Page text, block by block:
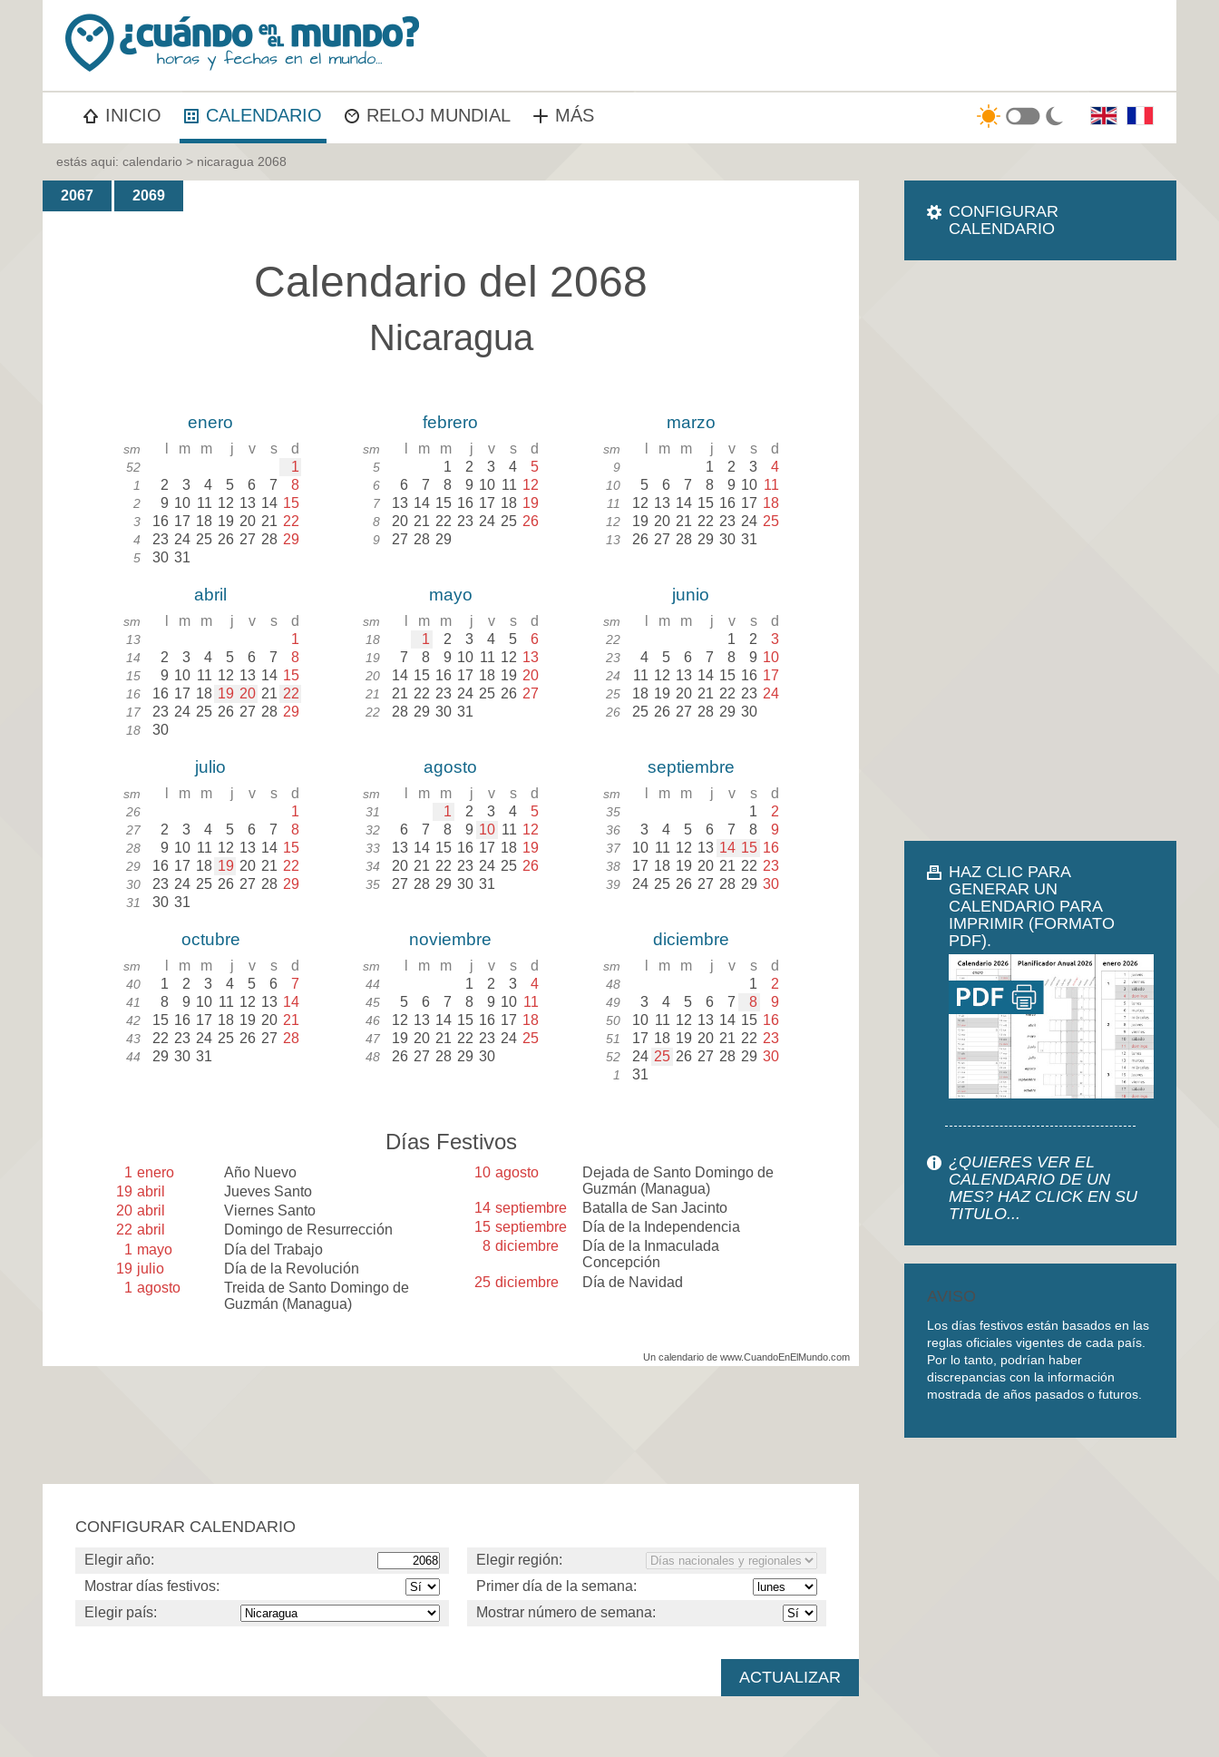
INICIO CALENDARIO RELOJ MUNDIAL MÁS
estás aqui: calendario > nicaragua 2068
2067 2069
Calendario del 2068
Nicaragua
enero
sm m m j v s d
52 1
1 2 3 4 5 6 7 8
2 9 10 11 12 13 14 15
3 16 17 18 19 20 21 22
4 23 24 25 26 27 28 29
5 30 31
febrero
sm m m j v s d
5 1 2 3 4 5
6 6 7 8 9 10 11 12
7 13 14 15 16 17 18 19
8 20 21 22 23 24 25 26
9 27 28 29
marzo
sm m m j v s d
9 1 2 3 4
10 5 6 7 8 9 10 11
11 12 13 14 15 16 17 18
12 19 20 21 22 23 24 25
13 26 27 28 29 30 31
abril
sm m m j v s d
13 1
14 2 3 4 5 6 7 8
15 9 10 11 12 13 14 15
16 16 17 18 19 20 21 22
17 23 24 25 26 27 28 29
18 30
mayo
sm m m j v s d
18 1 2 3 4 5 6
19 7 8 9 10 11 12 13
20 14 15 16 17 18 19 20
21 21 22 23 24 25 26 27
22 28 29 30 31
junio
sm m m j v s d
22 1 2 3
23 4 5 6 7 8 9 10
24 11 12 13 14 15 16 17
25 18 19 20 21 22 23 24
26 25 26 27 28 29 30
julio
sm m m j v s d
26 1
27 2 3 4 5 6 7 8
28 9 10 11 12 13 14 15
29 16 17 18 19 20 21 22
30 23 24 25 26 27 28 29
31 30 31
agosto
sm m m j v s d
31 1 2 3 4 5
32 6 7 8 9 10 11 12
33 13 14 15 16 17 18 19
34 20 21 22 23 24 25 26
35 27 28 29 30 31
septiembre
sm m m j v s d
35 1 2
36 3 4 5 6 7 8 9
37 10 11 12 13 14 15 16
38 17 18 19 20 21 22 23
39 24 25 26 27 28 29 30
octubre
sm m m j v s d
40 1 2 3 4 5 6 7
41 8 9 10 11 12 13 14
42 15 16 17 18 19 20 21
43 22 23 24 25 26 27 28
44 29 30 31
noviembre
sm m m j v s d
44 1 2 3 4
45 5 6 7 8 9 10 11
46 12 13 14 15 16 17 18
47 19 20 21 22 23 24 25
48 26 27 28 29 30
diciembre
sm m m j v s d
48 1 2
49 3 4 5 6 7 8 9
50 10 11 12 13 14 15 16
51 17 18 19 20 21 22 23
52 24 25 26 27 28 29 30
1 31
Días Festivos
1 enero
Año Nuevo
19 abril
Jueves Santo
20 abril
Viernes Santo
22 abril
Domingo de Resurrección
1 mayo
Día del Trabajo
19 julio
Día de la Revolución
1 agosto
Treida de Santo Domingo de
Guzmán (Managua)
10 agosto
Dejada de Santo Domingo de
Guzmán (Managua)
14 septiembre
Batalla de San Jacinto
15 septiembre
Día de la Independencia
8 diciembre
Día de la Inmaculada
Concepción
25 diciembre Día de Navidad
Un calendario de www.CuandoEnElMundo.com
CONFIGURAR CALENDARIO
Elegir año:
Mostrar días festivos:
Elegir país:
Elegir región:
Primer día de la semana:
Mostrar número de semana:
CONFIGURAR
CALENDARIO
HAZ CLIC PARA
GENERAR UN
CALENDARIO PARA
IMPRIMIR (FORMATO
PDF).
¿QUIERES VER EL
CALENDARIO DE UN
MES? HAZ CLICK EN SU
TITULO...
AVISO
Los días festivos están basados en las
reglas oficiales vigentes de cada país.
Por lo tanto, podrían haber
discrepancias con la información
mostrada de años pasados o futuros.